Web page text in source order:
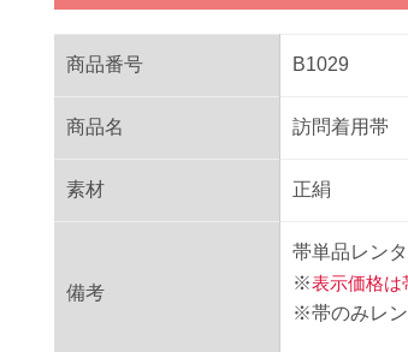
商品番号 B1029
商品名 訪問着用帯
素材 正絹
備考
帯単品レン
※表示価格は
※帯のみレ